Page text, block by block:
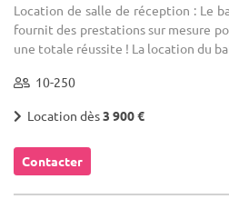
Location de salle de réception : Le
fournit des prestations sur mesure
une totale réussite ! La location du
10-250
Location dès3 900 €
Contacter